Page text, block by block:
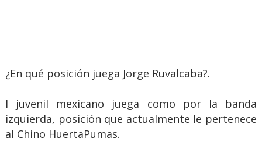
¿En qué posición juega Jorge Ruvalcaba?.
l juvenil mexicano juega como por la banda
izquierda, posición que actualmente le pertenece
al Chino HuertaPumas.